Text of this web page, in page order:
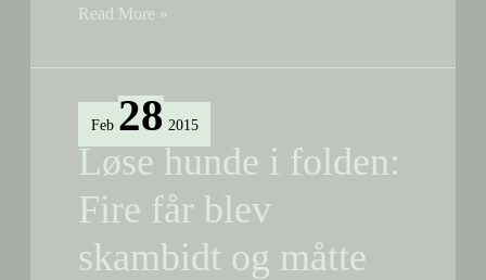
Endnu
får
hund
Read More »
Feb 28 2015
Løse hunde i folden:
Fire får blev
skambidt og måtte